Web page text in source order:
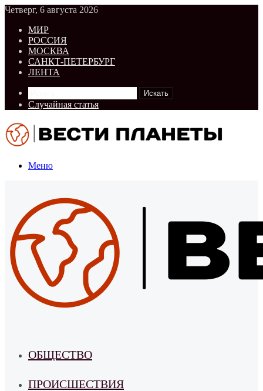
Четверг, 6 августа 2026
МИР
РОССИЯ
МОСКВА
САНКТ-ПЕТЕРБУРГ
ЛЕНТА
Искать
Случайная статья
Меню
ОБЩЕСТВО
ПРОИСШЕСТВИЯ